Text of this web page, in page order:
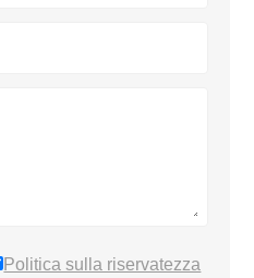
Politica sulla riservatezza